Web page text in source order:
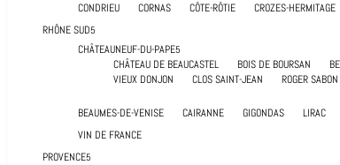
CONDRIEU
CORNAS CÔTE-RÔTIE CROZES-HERMITAGE
RHÔNE SUD
CHÂTEAUNEUF-DU-PAPE
CHÂTEAU DE BEAUCASTEL
BOIS DE BOURSAN
VIEUX DONJON
CLOS SAINT-JEAN ROGER SABON
BEAUMES-DE-VENISE CAIRANNE GIGONDAS LIRAC
VIN DE FRANCE
PROVENCE